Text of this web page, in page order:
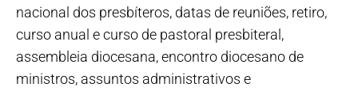
nacional dos presbíteros, datas de reuniões, retiro,
curso anual e curso de pastoral presbiteral,
assembleia diocesana, encontro diocesano de
ministros, assuntos administrativos e